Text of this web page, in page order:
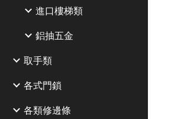
進口樓梯類
鋁抽五金
取手類
各式門鎖
各類修邊條